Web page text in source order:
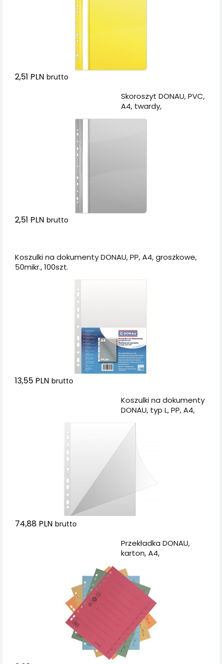
2,51 PLN brutto
Skoroszyt DONAU, PVC,
A4, twardy,
2,51 PLN brutto
Koszulki na dokumenty DONAU, PP, A4, groszkowe,
50mikr., 100szt.
13,55 PLN brutto
Koszulki na dokumenty
DONAU, typ L, PP, A4,
74,88 PLN brutto
Przekładka DONAU,
karton, A4,
karta, mix kolorów